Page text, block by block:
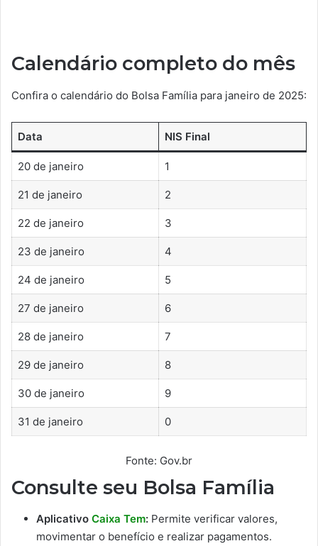
Calendário completo do mês
Confira o calendário do Bolsa Família para janeiro de 2025:
Data NIS Final
20 de janeiro 1
21 de janeiro 2
22 de janeiro 3
23 de janeiro 4
24 de janeiro 5
27 de janeiro 6
28 de janeiro 7
29 de janeiro 8
30 de janeiro 9
31 de janeiro 0
Fonte: Gov.br
Consulte seu Bolsa Família
Aplicativo Caixa Tem: Permite verificar valores,
movimentar o benefício e realizar pagamentos.